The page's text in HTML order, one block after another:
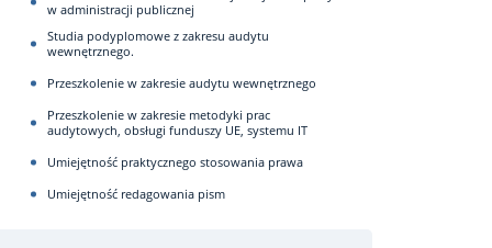
w administracji publicznej
Studia podyplomowe z zakresu audytu
wewnętrznego.
Przeszkolenie w zakresie audytu wewnętrznego
Przeszkolenie w zakresie metodyki prac
audytowych, obsługi funduszy UE, systemu IT
Umiejętność praktycznego stosowania prawa
Umiejętność redagowania pism